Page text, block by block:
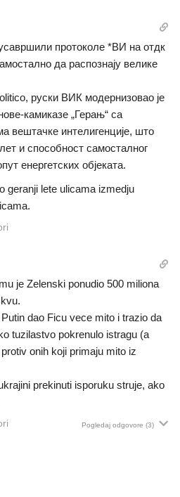
протоколе *ВИ на отдк
да распознају велике
руски ВИК модернизовао је
камиказе „Герањ“ са
вештачке интелигенције, што
и способност самосталног
енергетских објеката.
geranji lete ulicama izmedju
je Zelenski ponudio 500 miliona
dao Ficu vece mito i trazio da
tuzilastvo pokrenulo istragu (a
onih koji primaju mito iz
prekinuti isporuku struje, ako
Pogledaj odgovore (3)